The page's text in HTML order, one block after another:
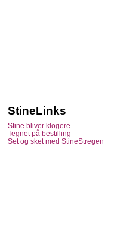
StineLinks
Stine bliver klogere
Tegnet på bestilling
Set og sket med StineStregen